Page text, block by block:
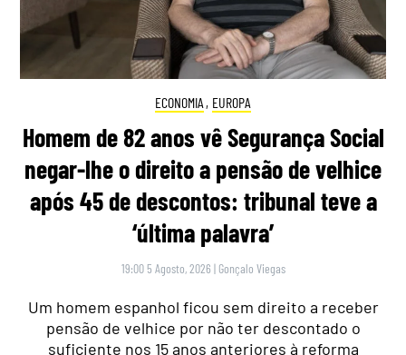
ECONOMIA , EUROPA
Homem de 82 anos vê Segurança Social
negar-lhe o direito a pensão de velhice
após 45 de descontos: tribunal teve a
‘última palavra’
19:00 5 Agosto, 2026 | Gonçalo Viegas
Um homem espanhol ficou sem direito a receber
pensão de velhice por não ter descontado o
suficiente nos 15 anos anteriores à reforma